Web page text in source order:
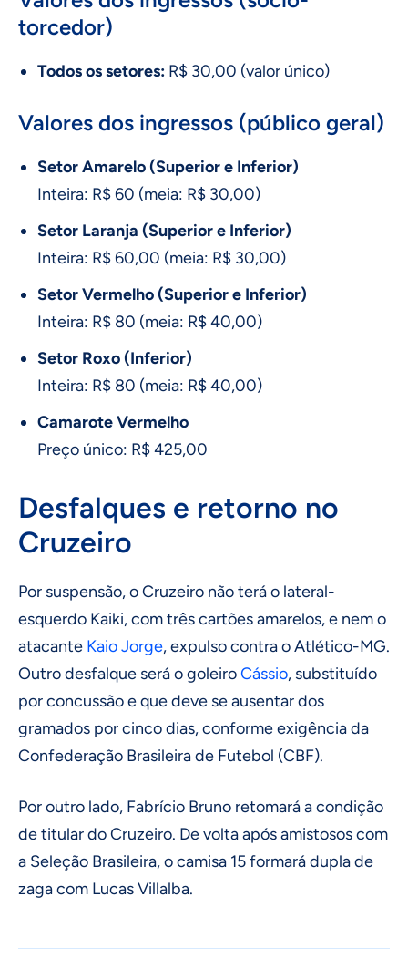
torcedor)
Todos os setores: R$ 30,00 (valor único)
Valores dos ingressos (público geral)
Setor Amarelo (Superior e Inferior)
Inteira: R$ 60 (meia: R$ 30,00)
Setor Laranja (Superior e Inferior)
Inteira: R$ 60,00 (meia: R$ 30,00)
Setor Vermelho (Superior e Inferior)
Inteira: R$ 80 (meia: R$ 40,00)
Setor Roxo (Inferior)
Inteira: R$ 80 (meia: R$ 40,00)
Camarote Vermelho
Preço único: R$ 425,00
Desfalques e retorno no
Cruzeiro
Por suspensão, o Cruzeiro não terá o lateral-
esquerdo Kaiki, com três cartões amarelos, e nem o
atacante Kaio Jorge, expulso contra o Atlético-MG.
Outro desfalque será o goleiroCássio, substituído
por concussão e que deve se ausentar dos
gramados por cinco dias, conforme exigência da
Confederação Brasileira de Futebol (CBF).
Por outro lado, Fabrício Bruno retomará a condição
de titular do Cruzeiro. De volta após amistosos com
a Seleção Brasileira, o camisa 15 formará dupla de
zaga com Lucas Villalba.